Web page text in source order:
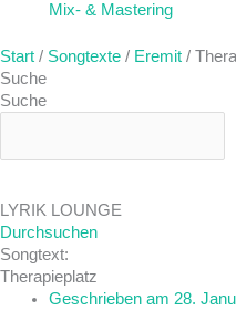
Mix- & Mastering
Start / Songtexte / Eremit /
Suche
Suche
LYRIK LOUNGE
Durchsuchen
Songtext:
Therapieplatz
Geschrieben am 28.